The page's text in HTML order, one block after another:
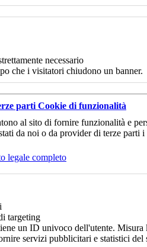
necessario
che i visitatori chiudono un banner.
parti Cookie di funzionalità
al sito di fornire funzionalità e
da noi o da provider di terze
legale completo
targeting
un ID univoco dell'utente.
servizi pubblicitari e statistici del